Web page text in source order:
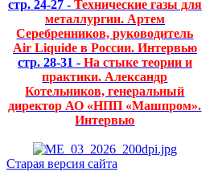
стр. 24-27 - Технические газы для
металлургии. Артем
Серебренников, руководитель
Air Liquide в России. Интервью
стр. 28-31 - На стыке теории и
практики. Александр
Котельников, генеральный
директор АО «НПП «Машпром».
Интервью
Старая версия сайта